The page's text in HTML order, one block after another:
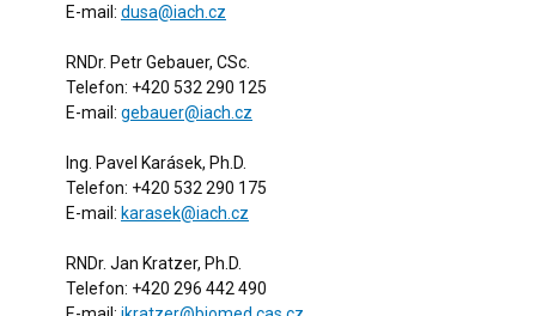
E-mail: dusa@iach.cz
RNDr. Petr Gebauer, CSc.
Telefon: +420 532 290 125
E-mail: gebauer@iach.cz
Ing. Pavel Karásek, Ph.D.
Telefon: +420 532 290 175
E-mail: karasek@iach.cz
RNDr. Jan Kratzer, Ph.D.
Telefon: +420 296 442 490